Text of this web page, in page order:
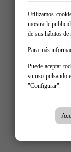
Utilizamos
mostrarle
de sus hábitos
Para más
Puede aceptar
su uso pulsando
"Configurar".